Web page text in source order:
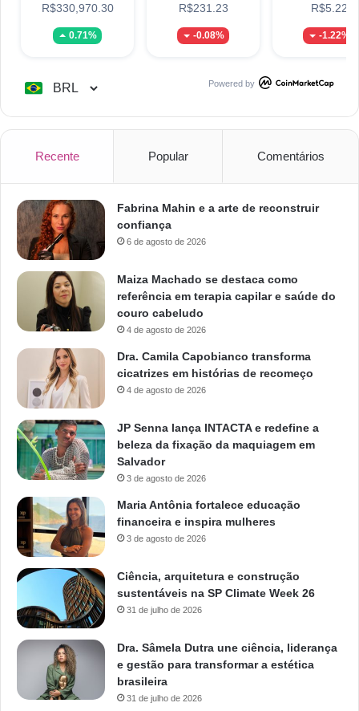
R$330,970.30
0.71%
R$231.23
-0.08%
R$5.22
-1.22%
Powered by
Recente Popular Comentários
Fabrina Mahin e a arte de reconstruir
confiança
6 de agosto de 2026
Maiza Machado se destaca como
referência em terapia capilar e saúde do
couro cabeludo
4 de agosto de 2026
Dra. Camila Capobianco transforma
cicatrizes em histórias de recomeço
4 de agosto de 2026
JP Senna lança INTACTA e redefine a
beleza da fixação da maquiagem em
Salvador
3 de agosto de 2026
Maria Antônia fortalece educação
financeira e inspira mulheres
3 de agosto de 2026
Ciência, arquitetura e construção
sustentáveis na SP Climate Week 26
31 de julho de 2026
Dra. Sâmela Dutra une ciência, liderança
e gestão para transformar a estética
brasileira
31 de julho de 2026